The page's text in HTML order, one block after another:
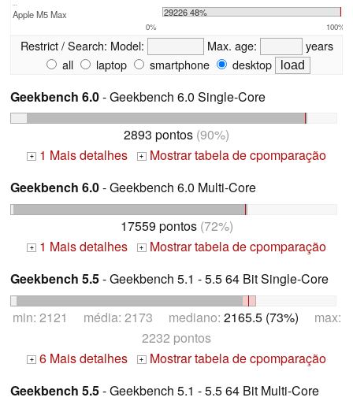
Apple M5 Max 29226 48%
0% 100%
Restrict / Search: Model: Max. age:
years
all
laptop smartphone desktop
Geekbench 6.0- Geekbench 6.0 Single-Core
2893 pontos (90%)
+ 1 Mais detalhes + Mostrar tabela de cpomparação
Geekbench 6.0- Geekbench 6.0 Multi-Core
17559 pontos(72%)
+ 1 Mais detalhes + Mostrar tabela de cpomparação
Geekbench 5.5- Geekbench 5.1 - 5.5 64 Bit Single-Core
min: 2121 média: 2173 mediano: 2165.5 (73%) max:
2232 pontos
+ 6 Mais detalhes + Mostrar tabela de cpomparação
Geekbench 5.5- Geekbench 5.1 - 5.5 64 Bit Multi-Core